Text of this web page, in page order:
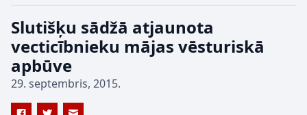
Slutišķu sādžā atjaunota
vecticībnieku mājas vēsturiskā
apbūve
29. septembris, 2015.